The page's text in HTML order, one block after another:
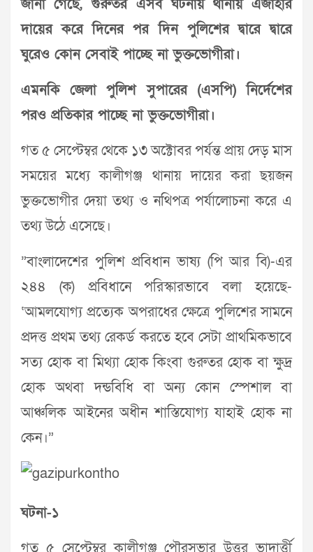
জানা গেছে, গুরুতর এসব ঘটনায় থানায় এজাহার
দায়ের করে দিনের পর দিন পুলিশের দ্বারে দ্বারে
ঘুরেও কোন সেবাই পাচ্ছে না ভুক্তভোগীরা।
এমনকি জেলা পুলিশ সুপারের (এসপি) নির্দেশের
পরও প্রতিকার পাচ্ছে না ভুক্তভোগীরা।
গত ৫ সেপ্টেম্বর থেকে ১৩ অক্টোবর পর্যন্ত প্রায় দেড় মাস
সময়ের মধ্যে কালীগঞ্জ থানায় দায়ের করা ছয়জন
ভুক্তভোগীর দেয়া তথ্য ও নথিপত্র পর্যালোচনা করে এ
তথ্য উঠে এসেছে।
”বাংলাদেশের পুলিশ প্রবিধান ভাষ্য (পি আর বি)-এর
২৪৪ (ক) প্রবিধানে পরিস্কারভাবে বলা হয়েছে-
‘আমলযোগ্য প্রত্যেক অপরাধের ক্ষেত্রে পুলিশের সামনে
প্রদত্ত প্রথম তথ্য রেকর্ড করতে হবে সেটা প্রাথমিকভাবে
সত্য হোক বা মিথ্যা হোক কিংবা গুরুতর হোক বা ক্ষুদ্র
হোক অথবা দন্ডবিধি বা অন্য কোন স্পেশাল বা
আঞ্চলিক আইনের অধীন শাস্তিযোগ্য যাহাই হোক না
কেন।”
ঘটনা-১